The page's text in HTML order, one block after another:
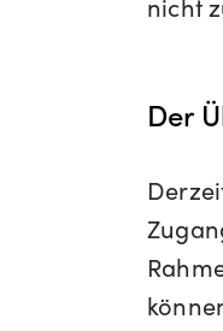
Der